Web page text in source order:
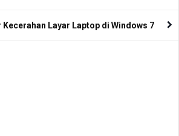
Layar Laptop di Windows 7